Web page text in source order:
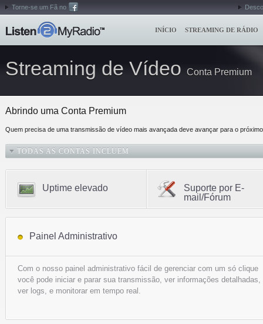
Torne-se um Fã no
INÍCIO STREAMING DE RÁDIO
Streaming de Vídeo Conta Premium
Abrindo uma Conta Premium
Quem precisa de uma transmissão de vídeo mais avançada deve avançar para o
TODAS AS CONTAS INCLUEM
Uptime elevado
Suporte por E-
mail/Fórum
Painel Administrativo
Com o nosso painel administrativo fácil de gerenciar com um só clique
você pode iniciar e parar sua transmissão, ver informações detalhadas,
ver logs, e monitorar em tempo real.